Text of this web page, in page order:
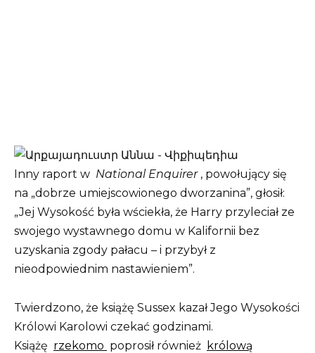
Inny raport w National Enquirer, powołujący się
na „dobrze umiejscowionego dworzanina”, głosił:
„Jej Wysokość była wściekła, że ​​Harry przyleciał ze
swojego wystawnego domu w Kalifornii bez
uzyskania zgody pałacu – i przybył z
nieodpowiednim nastawieniem”.
Twierdzono, że książę Sussex kazał Jego Wysokości
Królowi Karolowi czekać godzinami.
Książę rzekomo poprosił również królową